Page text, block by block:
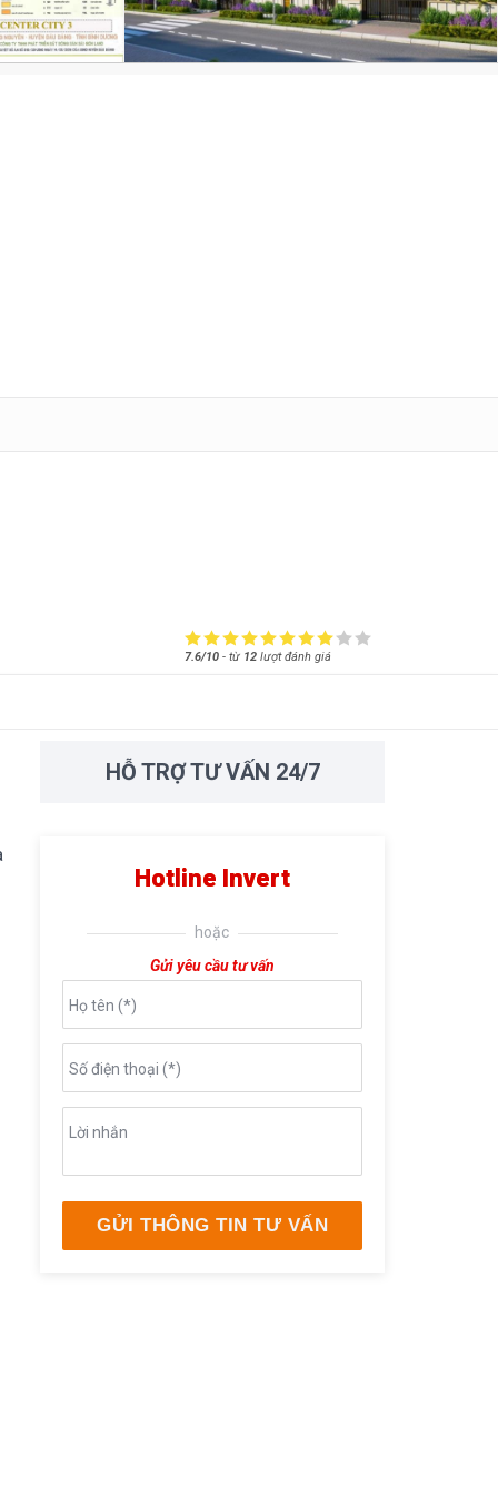
7.6/10 - từ 12 lượt đánh giá
HỖ TRỢ TƯ VẤN 24/7
Hotline Invert
hoặc
Gửi yêu cầu tư vấn
Họ tên (*)
Số điện thoại (*)
Lời nhắn
GỬI THÔNG TIN TƯ VẤN